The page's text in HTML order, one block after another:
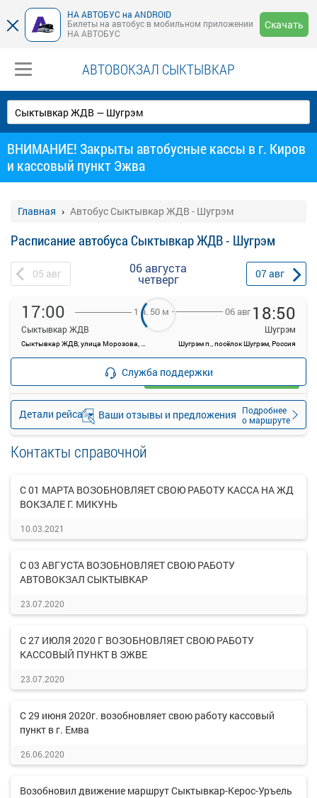
НА АВТОБУС на ANDROID
Билеты на автобус в мобильном приложении
НА АВТОБУС
Скачать
АВТОВОКЗАЛ СЫКТЫВКАР
ВНИМАНИЕ! Закрыты автобусные кассы в г. Киров
и кассовый пункт Эжва
Главная Автобус Сыктывкар ЖДВ - Шугрэм
Расписание автобуса Сыктывкар ЖДВ - Шугрэм
05 авг 06 августа
четверг 07авг
17:00
Сыктывкар ЖДВ
Сыктывкар ЖДВ, улица Морозова, 1А
1 ч. 50 м 06 авг 18:50
Шугрэм
Шугрэм п., посёлок Шугрэм, Россия
Детали рейса
Подробнее
о маршруте
—
Загрузить цену
Служба поддержки
Ваши отзывы и предложения
Контакты справочной
С 01 МАРТА ВОЗОБНОВЛЯЕТ СВОЮ РАБОТУ КАССА НА ЖД
ВОКЗАЛЕ Г. МИКУНЬ
10.03.2021
С 03 АВГУСТА ВОЗОБНОВЛЯЕТ СВОЮ РАБОТУ
АВТОВОКЗАЛ СЫКТЫВКАР
23.07.2020
С 27 ИЮЛЯ 2020 Г ВОЗОБНОВЛЯЕТ СВОЮ РАБОТУ
КАССОВЫЙ ПУНКТ В ЭЖВЕ
23.07.2020
С 29 июня 2020г. возобновляет свою работу кассовый
пункт в г. Емва
26.06.2020
Возобновил движение маршрут Сыктывкар-Керос-Уръель